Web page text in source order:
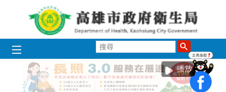
跳到主要內容區塊
尋
播放中